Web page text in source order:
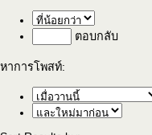
ตอบกลับ
หาการโพสท์: